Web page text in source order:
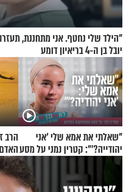
"הילד שלי נחטף. אני מתחננת,
יובל בן ה-4 בריאיון דומע
"שאלתי את אמא שלי 'אני
יהודייה?'": קטרין נמני על מסע
ההתחזקות המרגש
הרב
האדם